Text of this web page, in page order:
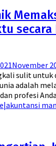
secara
November
sulit untuk
adalah
profesi